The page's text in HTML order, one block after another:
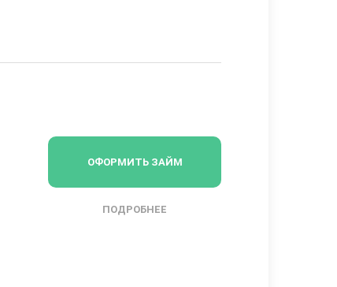
ОФОРМИТЬ ЗАЙМ
ПОДРОБНЕЕ